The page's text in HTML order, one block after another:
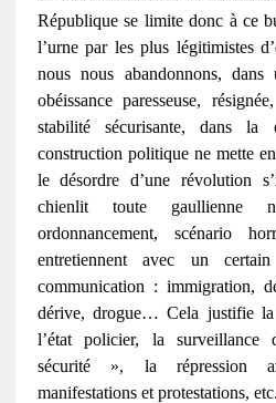
République se limite donc à ce
l’urne par les plus légitimistes
nous nous abandonnons,
obéissance paresseuse,
stabilité sécurisante, dans la
construction politique ne mette
le désordre d’une révolution
chienlit toute gaullienne
ordonnancement, scénario
entretiennent avec un
communication : immigration,
dérive, drogue… Cela justifie la
l’état policier, la
sécurité », la répression
manifestations et protestations, etc.